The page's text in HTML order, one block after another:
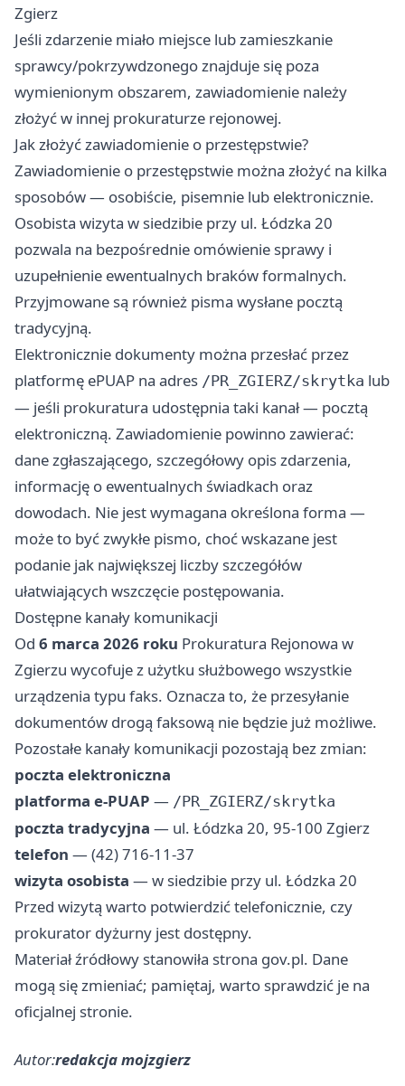
Zgierz
Jeśli zdarzenie miało miejsce lub zamieszkanie
sprawcy/pokrzywdzonego znajduje się poza
wymienionym obszarem, zawiadomienie należy
złożyć w innej prokuraturze rejonowej.
Jak złożyć zawiadomienie o przestępstwie?
Zawiadomienie o przestępstwie można złożyć na kilka
sposobów — osobiście, pisemnie lub elektronicznie.
Osobista wizyta w siedzibie przy ul. Łódzka 20
pozwala na bezpośrednie omówienie sprawy i
uzupełnienie ewentualnych braków formalnych.
Przyjmowane są również pisma wysłane pocztą
tradycyjną.
Elektronicznie dokumenty można przesłać przez
platformę ePUAP na adres /PR_ZGIERZ/skrytka lub
— jeśli prokuratura udostępnia taki kanał — pocztą
elektroniczną. Zawiadomienie powinno zawierać:
dane zgłaszającego, szczegółowy opis zdarzenia,
informację o ewentualnych świadkach oraz
dowodach. Nie jest wymagana określona forma —
może to być zwykłe pismo, choć wskazane jest
podanie jak największej liczby szczegółów
ułatwiających wszczęcie postępowania.
Dostępne kanały komunikacji
Od 6 marca 2026 roku Prokuratura Rejonowa w
Zgierzu wycofuje z użytku służbowego wszystkie
urządzenia typu faks. Oznacza to, że przesyłanie
dokumentów drogą faksową nie będzie już możliwe.
Pozostałe kanały komunikacji pozostają bez zmian:
poczta elektroniczna
platforma e-PUAP — /PR_ZGIERZ/skrytka
poczta tradycyjna — ul. Łódzka 20, 95-100 Zgierz
telefon — (42) 716-11-37
wizyta osobista — w siedzibie przy ul. Łódzka 20
Przed wizytą warto potwierdzić telefonicznie, czy
prokurator dyżurny jest dostępny.
Materiał źródłowy stanowiła strona gov.pl. Dane
mogą się zmieniać; pamiętaj, warto sprawdzić je na
oficjalnej stronie.
Autor:redakcja mojzgierz